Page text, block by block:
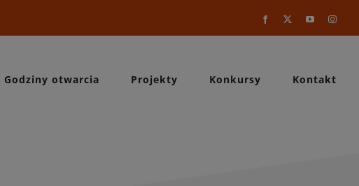
Facebook YouTube
Godziny otwarcia Projekty Konkursy Kontakt